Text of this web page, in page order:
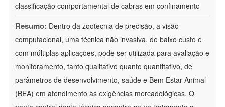
classificação comportamental de cabras em confinamento
Resumo: Dentro da zootecnia de precisão, a visão
computacional, uma técnica não invasiva, de baixo custo e
com múltiplas aplicações, pode ser utilizada para avaliação e
monitoramento, tanto qualitativo quanto quantitativo, de
parâmetros de desenvolvimento, saúde e Bem Estar Animal
(BEA) em atendimento às exigências mercadológicas. O